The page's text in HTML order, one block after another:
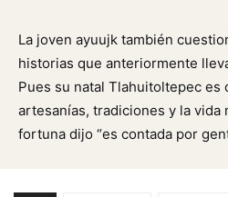
La joven ayuujk también
historias que anteriormente
Pues su natal Tlahuitoltepec es
artesanías, tradiciones y la vida
fortuna dijo “es contada por